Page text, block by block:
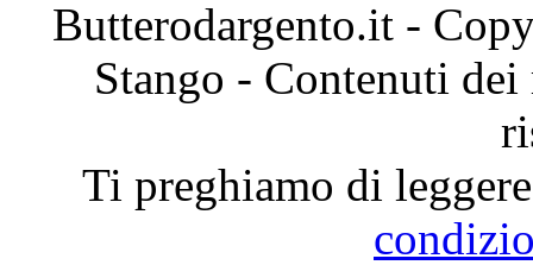
Butterodargento.it -
Stango - Contenuti
Ti preghiamo di